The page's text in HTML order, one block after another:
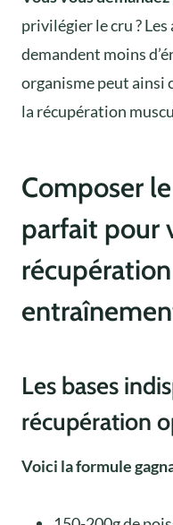
privilégier le cru ?
demandent moins
organisme peut ainsi
la récupération
Composer
parfait pour
Les bases
récupération
Voici la formule